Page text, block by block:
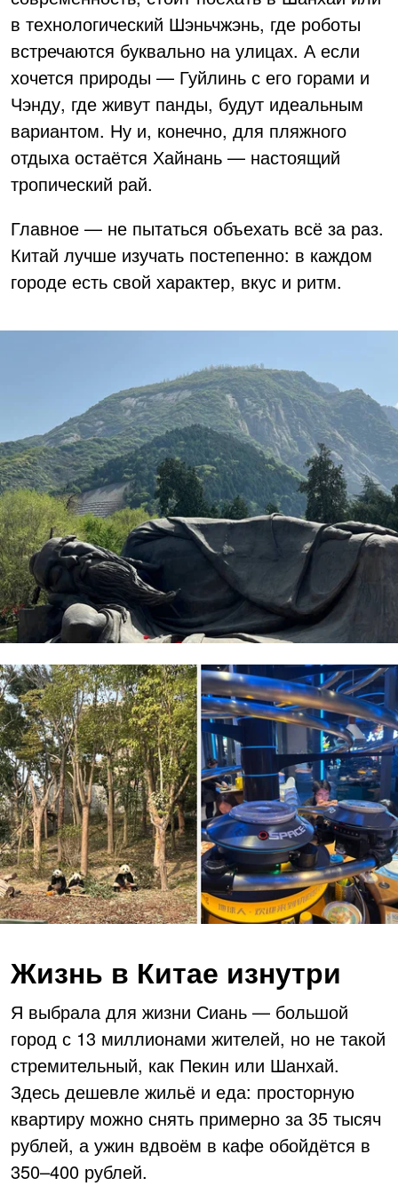
в технологический Шэньчжэнь, где роботы
встречаются буквально на улицах. А если
хочется природы — Гуйлинь с его горами и
Чэнду, где живут панды, будут идеальным
вариантом. Ну и, конечно, для пляжного
отдыха остаётся Хайнань — настоящий
тропический рай.
Главное — не пытаться объехать всё за раз.
Китай лучше изучать постепенно: в каждом
городе есть свой характер, вкус и ритм.
Жизнь в Китае изнутри
Я выбрала для жизни Сиань — большой
город с 13 миллионами жителей, но не такой
стремительный, как Пекин или Шанхай.
Здесь дешевле жильё и еда: просторную
квартиру можно снять примерно за 35 тысяч
рублей, а ужин вдвоём в кафе обойдётся в
350–400 рублей.